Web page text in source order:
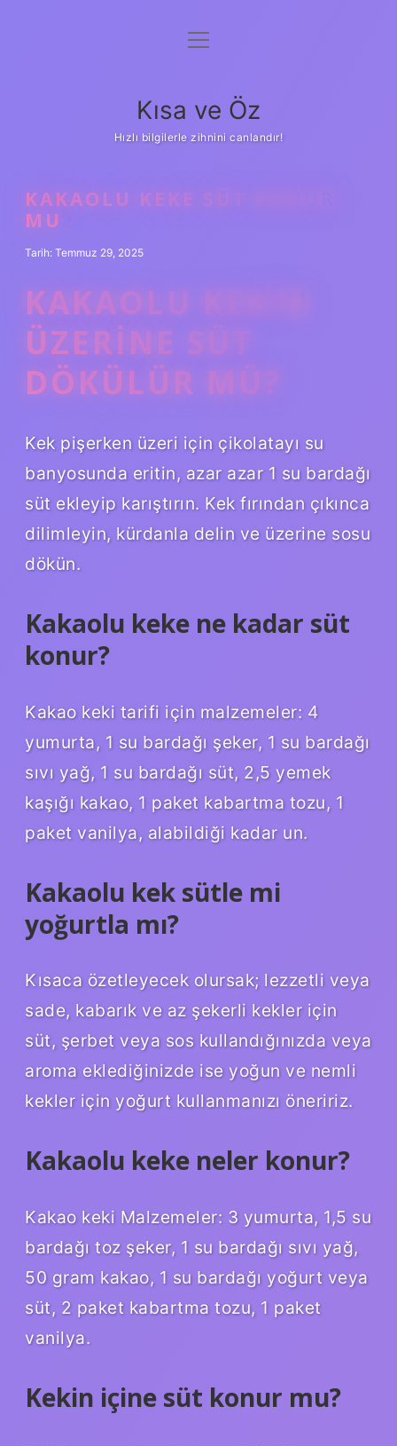
Anasayfa
Yasal Uyarı
menüyü
Kısa ve Öz
Hızlı bilgilerle zihnini canlandır!
KAKAOLU KEKE SÜT KONUR
MU
Tarih: Temmuz 29, 2025
KAKAOLU KEKIN
ÜZERINE SÜT
DÖKÜLÜR MÜ?
Kek pişerken üzeri için çikolatayı su
banyosunda eritin, azar azar 1 su bardağı
süt ekleyip karıştırın. Kek fırından çıkınca
dilimleyin, kürdanla delin ve üzerine sosu
dökün.
Kakaolu keke ne kadar süt
konur?
Kakao keki tarifi için malzemeler: 4
yumurta, 1 su bardağı şeker, 1 su bardağı
sıvı yağ, 1 su bardağı süt, 2,5 yemek
kaşığı kakao, 1 paket kabartma tozu, 1
paket vanilya, alabildiği kadar un.
Kakaolu kek sütle mi
yoğurtla mı?
Kısaca özetleyecek olursak; lezzetli veya
sade, kabarık ve az şekerli kekler için
süt, şerbet veya sos kullandığınızda veya
aroma eklediğinizde ise yoğun ve nemli
kekler için yoğurt kullanmanızı öneririz.
Kakaolu keke neler konur?
Kakao keki Malzemeler: 3 yumurta, 1,5 su
bardağı toz şeker, 1 su bardağı sıvı yağ,
50 gram kakao, 1 su bardağı yoğurt veya
süt, 2 paket kabartma tozu, 1 paket
vanilya.
Kekin içine süt konur mu?